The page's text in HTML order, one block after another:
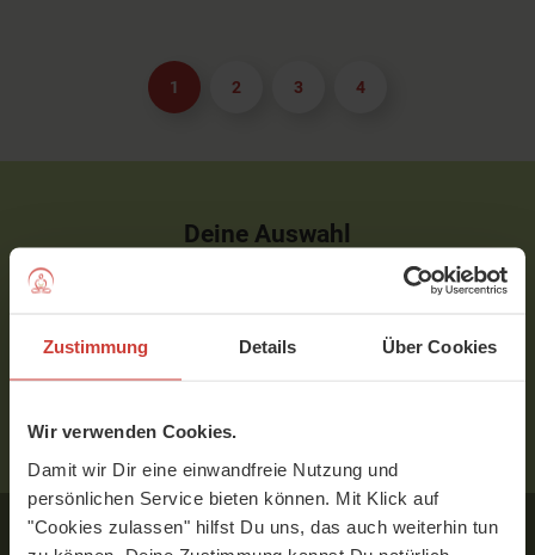
Zustimmung Details Über Cookies
Wir verwenden Cookies.
Damit wir Dir eine einwandfreie Nutzung und
persönlichen Service bieten können. Mit Klick auf
"Cookies zulassen" hilfst Du uns, das auch weiterhin tun
1 2 3 4
Deine Auswahl
Kundalini-Yoga für Anfänger